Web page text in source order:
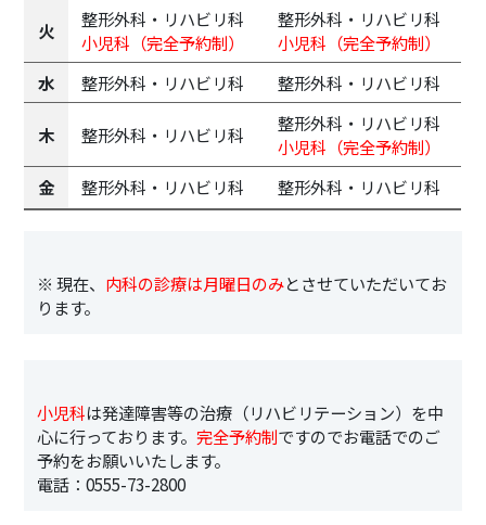
火
整形外科・リハビリ科
小児科（完全予約制）
整形外科・リハビリ科
小児科（完全予約制）
水
整形外科・リハビリ科 整形外科・リハビリ科
木 整形外科・リハビリ科
整形外科・リハビリ科
小児科（完全予約制）
金
整形外科・リハビリ科 整形外科・リハビリ科
※ 現在、 内科の診療は月曜日のみとさせていただいてお
ります。
小児科は発達障害等の治療（リハビリテーション）を中
心に行っております。完全予約制ですのでお電話でのご
予約をお願いいたします。
電話：0555-73-2800